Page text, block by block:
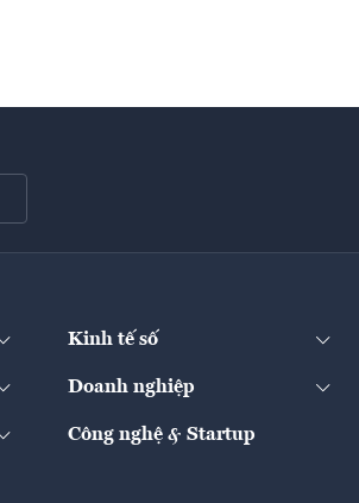
Kinh tế số
Doanh nghiệp
Công nghệ & Startup